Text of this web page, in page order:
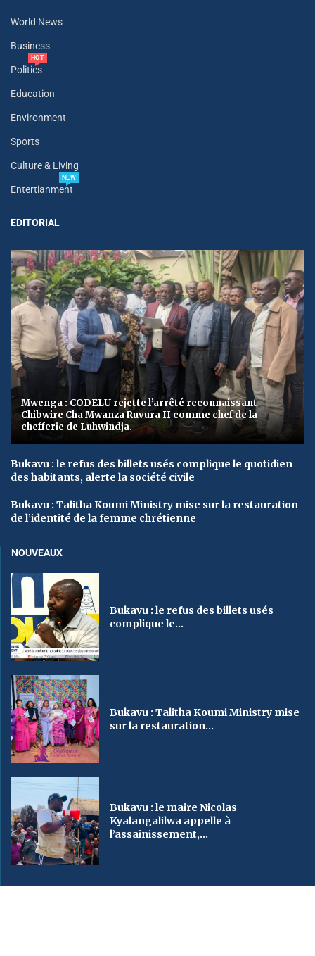
World News
Business
Politics
HOT
Education
Environment
Sports
Culture & Living
Entertianment
NEW
EDITORIAL
Mwenga : CODELU rejette l’arrêté reconnaissant
Chibwire Cha Mwanza Ruvura II comme chef de la
chefferie de Luhwindja.
Bukavu : le refus des billets usés complique le quotidien
des habitants, alerte la société civile
Bukavu : Talitha Koumi Ministry mise sur la restauration
de l’identité de la femme chrétienne
NOUVEAUX
Bukavu : le refus des billets usés
complique le...
Bukavu : Talitha Koumi Ministry mise
sur la restauration...
Bukavu : le maire Nicolas
Kyalangalilwa appelle à
l’assainissement,...